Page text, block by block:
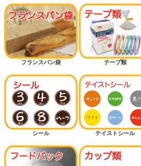
フランスパン袋 テープ類
シール テイストシール